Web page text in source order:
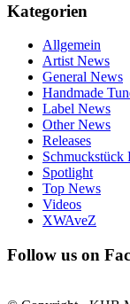
Kategorien
Allgemein
Artist News
General News
Handmade
Label News
Other News
Releases
Schmuckstück
Spotlight
Top News
Videos
XWAveZ
Follow us on